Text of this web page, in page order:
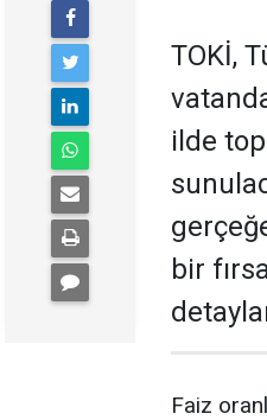
TOKİ,
ilde
bir
Faiz